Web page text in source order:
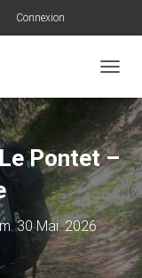
Connexion
Pontet –
30 Mai. 2026